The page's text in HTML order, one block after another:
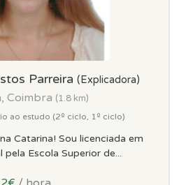
Parreira (Explicadora)
Coimbra (1.8 km)
ao estudo (2º ciclo, 1º ciclo)
Catarina! Sou licenciada em
pela Escola Superior de...